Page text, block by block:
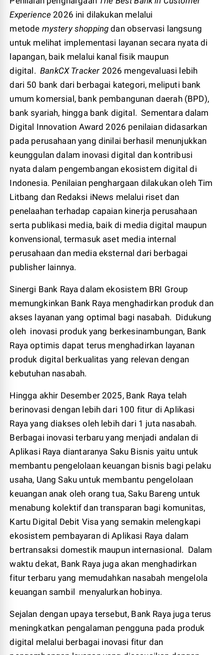
Experience 2026 ini dilakukan melalui
metode mystery shopping dan observasi langsung
untuk melihat implementasi layanan secara nyata di
lapangan, baik melalui kanal fisik maupun
digital.BankCX Tracker 2026 mengevaluasi lebih
dari 50 bank dari berbagai kategori, meliputi bank
umum komersial, bank pembangunan daerah (BPD),
bank syariah, hingga bank digital. Sementara dalam
Digital Innovation Award 2026 penilaian didasarkan
pada perusahaan yang dinilai berhasil menunjukkan
keunggulan dalam inovasi digital dan kontribusi
nyata dalam pengembangan ekosistem digital di
Indonesia. Penilaian penghargaan dilakukan oleh Tim
Litbang dan Redaksi iNews melalui riset dan
penelaahan terhadap capaian kinerja perusahaan
serta publikasi media, baik di media digital maupun
konvensional, termasuk aset media internal
perusahaan dan media eksternal dari berbagai
publisher lainnya.
Sinergi Bank Raya dalam ekosistem BRI Group
memungkinkan Bank Raya menghadirkan produk dan
akses layanan yang optimal bagi nasabah. Didukung
oleh inovasi produk yang berkesinambungan, Bank
Raya optimis dapat terus menghadirkan layanan
produk digital berkualitas yang relevan dengan
kebutuhan nasabah.
Hingga akhir Desember 2025, Bank Raya telah
berinovasi dengan lebih dari 100 fitur di Aplikasi
Raya yang diakses oleh lebih dari 1 juta nasabah.
Berbagai inovasi terbaru yang menjadi andalan di
Aplikasi Raya diantaranya Saku Bisnis yaitu untuk
membantu pengelolaan keuangan bisnis bagi pelaku
usaha, Uang Saku untuk membantu pengelolaan
keuangan anak oleh orang tua, Saku Bareng untuk
menabung kolektif dan transparan bagi komunitas,
Kartu Digital Debit Visa yang semakin melengkapi
ekosistem pembayaran di Aplikasi Raya dalam
bertransaksi domestik maupun internasional. Dalam
waktu dekat, Bank Raya juga akan menghadirkan
fitur terbaru yang memudahkan nasabah mengelola
keuangan sambil menyalurkan hobinya.
Sejalan dengan upaya tersebut, Bank Raya juga terus
meningkatkan pengalaman pengguna pada produk
digital melalui berbagai inovasi fitur dan